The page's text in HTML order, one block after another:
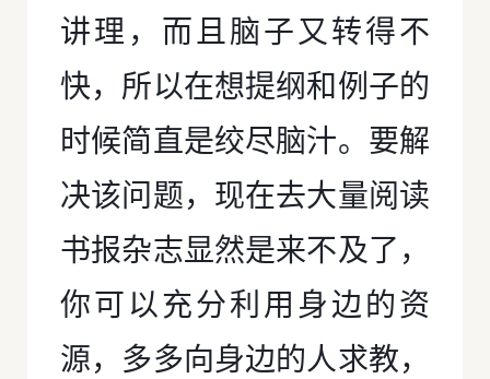
讲理，而且脑子又转得不
快，所以在想提纲和例子的
时候简直是绞尽脑汁。要解
决该问题，现在去大量阅读
书报杂志显然是来不及了，
你可以充分利用身边的资
源，多多向身边的人求教，